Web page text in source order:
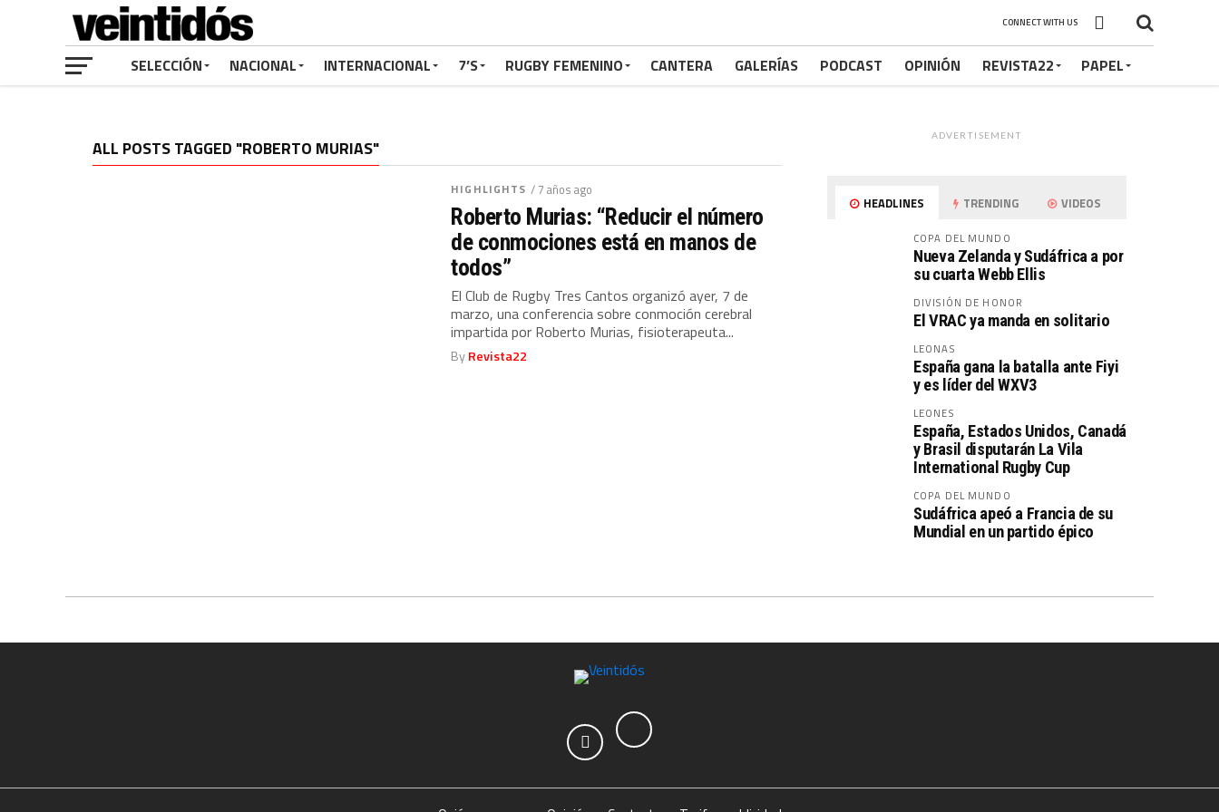
CONNECT WITH US
SELECCIÓN NACIONAL INTERNACIONAL 7’S RUGBY FEMENINO CANTERA GALERÍAS PODCAST OPINIÓN REVISTA22 PAPEL
ALL POSTS TAGGED "ROBERTO MURIAS"
HIGHLIGHTS / 7 años ago
Roberto Murias: “Reducir el número
de conmociones está en manos de
todos”
El Club de Rugby Tres Cantos organizó ayer, 7 de
marzo, una conferencia sobre conmoción cerebral
impartida por Roberto Murias, fisioterapeuta...
ByRevista22
ADVERTISEMENT
HEADLINES TRENDING VIDEOS
COPA DEL MUNDO
Nueva Zelanda y Sudáfrica a por
su cuarta Webb Ellis
DIVISIÓN DE HONOR
El VRAC ya manda en solitario
LEONAS
España gana la batalla ante Fiyi
y es líder del WXV3
LEONES
España, Estados Unidos, Canadá
y Brasil disputarán La Vila
International Rugby Cup
COPA DEL MUNDO
Sudáfrica apeó a Francia de su
Mundial en un partido épico